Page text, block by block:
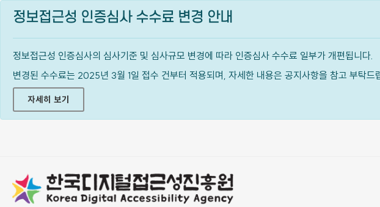
정보접근성 인증심사 수수료 변경 안내
정보접근성 인증심사의 심사기준 및 심사규모 변경에 따라 인증심사 수수료 일부가 개편됩니다.
변경된 수수료는 2025년 3월 1일 접수 건부터 적용되며, 자세한 내용은 공지사항을 참고 부탁드
자세히 보기